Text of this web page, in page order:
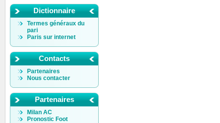
Dictionnaire
Termes généraux du
pari
Paris sur internet
Contacts
Partenaires
Nous contacter
Partenaires
Milan AC
Pronostic Foot